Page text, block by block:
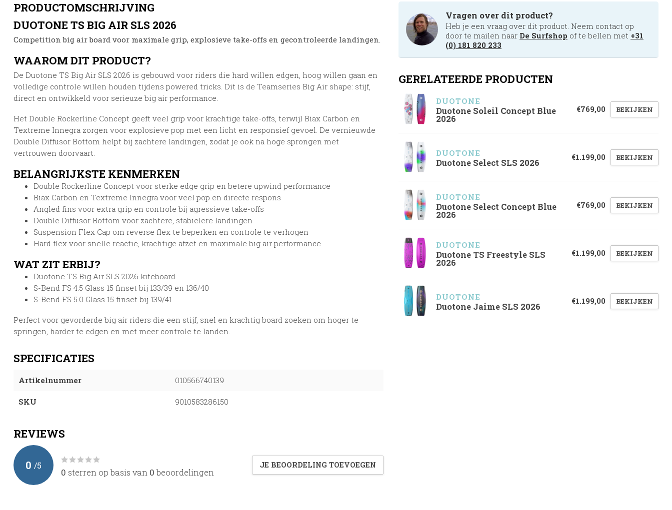
PRODUCTOMSCHRIJVING
DUOTONE TS BIG AIR SLS 2026
Competition big air board voor maximale grip, explosieve take-offs en gecontroleerde landingen.
WAAROM DIT PRODUCT?
De Duotone TS Big Air SLS 2026 is gebouwd voor riders die hard willen edgen, hoog willen gaan en
volledige controle willen houden tijdens powered tricks. Dit is de Teamseries Big Air shape: stijf,
direct en ontwikkeld voor serieuze big air performance.
Het Double Rockerline Concept geeft veel grip voor krachtige take-offs, terwijl Biax Carbon en
Textreme Innegra zorgen voor explosieve pop met een licht en responsief gevoel. De vernieuwde
Double Diffusor Bottom helpt bij zachtere landingen, zodat je ook na hoge sprongen met
vertrouwen doorvaart.
BELANGRIJKSTE KENMERKEN
Double Rockerline Concept voor sterke edge grip en betere upwind performance
Biax Carbon en Textreme Innegra voor veel pop en directe respons
Angled fins voor extra grip en controle bij agressieve take-offs
Double Diffusor Bottom voor zachtere, stabielere landingen
Suspension Flex Cap om reverse flex te beperken en controle te verhogen
Hard flex voor snelle reactie, krachtige afzet en maximale big air performance
WAT ZIT ERBIJ?
Duotone TS Big Air SLS 2026 kiteboard
S-Bend FS 4.5 Glass 15 finset bij 133/39 en 136/40
S-Bend FS 5.0 Glass 15 finset bij 139/41
Perfect voor gevorderde big air riders die een stijf, snel en krachtig board zoeken om hoger te
springen, harder te edgen en met meer controle te landen.
SPECIFICATIES
Artikelnummer 010566740139
SKU 9010583286150
REVIEWS
0 /5
0 sterren op basis van 0beoordelingen
JE BEOORDELING TOEVOEGEN
Vragen over dit product?
Heb je een vraag over dit product. Neem contact op
door te mailen naar De Surfshop of te bellen met +31
(0) 181 820 233
GERELATEERDE PRODUCTEN
DUOTONE
Duotone Soleil Concept Blue
2026
€769,00 BEKIJKEN
DUOTONE
Duotone Select SLS 2026
€1.199,00 BEKIJKEN
DUOTONE
Duotone Select Concept Blue
2026
€769,00 BEKIJKEN
DUOTONE
Duotone TS Freestyle SLS
2026
€1.199,00 BEKIJKEN
DUOTONE
Duotone Jaime SLS 2026
€1.199,00 BEKIJKEN